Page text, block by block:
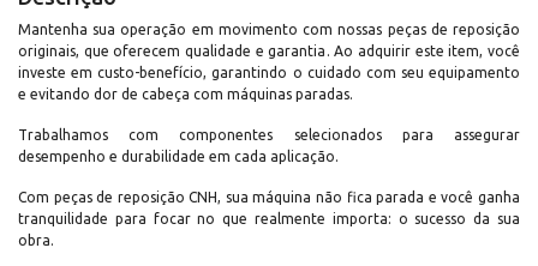
Mantenha sua operação em movimento com nossas peças de reposição
originais, que oferecem qualidade e garantia. Ao adquirir este item, você
investe em custo-benefício, garantindo o cuidado com seu equipamento
e evitando dor de cabeça com máquinas paradas.
Trabalhamos com componentes selecionados para assegurar
desempenho e durabilidade em cada aplicação.
Com peças de reposição CNH, sua máquina não fica parada e você ganha
tranquilidade para focar no que realmente importa: o sucesso da sua
obra.